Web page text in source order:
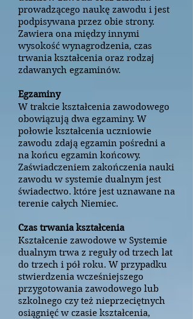
prowadzącego naukę zawodu i jest
podpisywana przez obie strony.
Zawiera ona między innymi
wysokość wynagrodzenia, czas
trwania kształcenia oraz rodzaj
zdawanych egzaminów.
Egzaminy
W trakcie kształcenia zawodowego
obowiązują dwa egzaminy. W
połowie kształcenia uczniowie
zawodu zdają egzamin pośredni a
na końcu egzamin końcowy.
Zaświadczeniem zakończenia nauki
zawodu w systemie dualnym jest
świadectwo. które jest uznawane na
terenie całych Niemiec.
Czas trwania kształcenia
Kształcenie zawodowe w Systemie
dualnym trwa z reguły od trzech lat
do trzech i pół roku. W przypadku
stwierdzenia wcześniejszego
przygotowania zawodowego lub
szkolnego czy też nieprzeciętnych
osiągnięć w czasie kształcenia,